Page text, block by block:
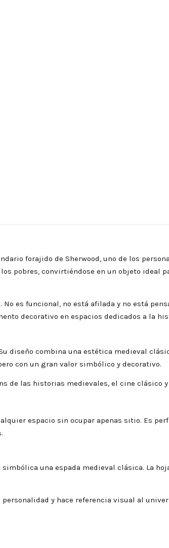
forajido de Sherwood, uno de los
pobres, convirtiéndose en un objeto ideal
. No es funcional, no está afilada y no está
decorativo en espacios dedicados a la
diseño combina una estética medieval
con un gran valor simbólico y decorativo.
las historias medievales, el cine clásico
espacio sin ocupar apenas sitio. Es
una espada medieval clásica. La
y hace referencia visual al